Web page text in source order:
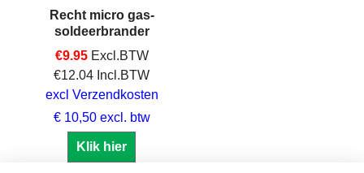
Recht micro gas-
soldeerbrander
€9.95 Excl.BTW
€12.04 Incl.BTW
excl Verzendkosten
€ 10,50 excl. btw
Klik hier